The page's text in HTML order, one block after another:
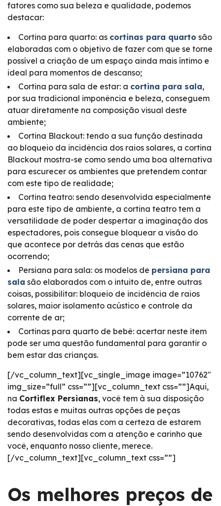
fatores como sua beleza e qualidade, podemos
destacar:
Cortina para quarto: as cortinas para quarto são
elaboradas com o objetivo de fazer com que se torne
possível a criação de um espaço ainda mais íntimo e
ideal para momentos de descanso;
Cortina para sala de estar: a cortina para sala,
por sua tradicional imponência e beleza, conseguem
atuar diretamente na composição visual deste
ambiente;
Cortina Blackout: tendo a sua função destinada
ao bloqueio da incidência dos raios solares, a cortina
Blackout mostra-se como sendo uma boa alternativa
para escurecer os ambientes que pretendem contar
com este tipo de realidade;
Cortina teatro: sendo desenvolvida especialmente
para este tipo de ambiente, a cortina teatro tem a
versatilidade de poder despertar a imaginação dos
espectadores, pois consegue bloquear a visão do
que acontece por detrás das cenas que estão
ocorrendo;
Persiana para sala: os modelos de persiana para
sala são elaborados com o intuito de, entre outras
coisas, possibilitar: bloqueio de incidência de raios
solares, maior isolamento acústico e controle da
corrente de ar;
Cortinas para quarto de bebê: acertar neste item
pode ser uma questão fundamental para garantir o
bem estar das crianças.
[/vc_column_text][vc_single_image image=”10762″
img_size=”full” css=””][vc_column_text css=””]Aqui,
na Cortiflex Persianas, você tem à sua disposição
todas estas e muitas outras opções de peças
decorativas, todas elas com a certeza de estarem
sendo desenvolvidas com a atenção e carinho que
você, enquanto nosso cliente, merece.
[/vc_column_text][vc_column_text css=””]
Os melhores preços de